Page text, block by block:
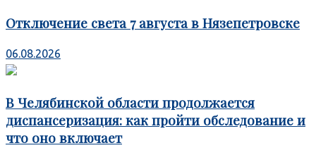
Отключение света 7 августа в Нязепетровске
06.08.2026
В Челябинской области продолжается
диспансеризация: как пройти обследование и
что оно включает